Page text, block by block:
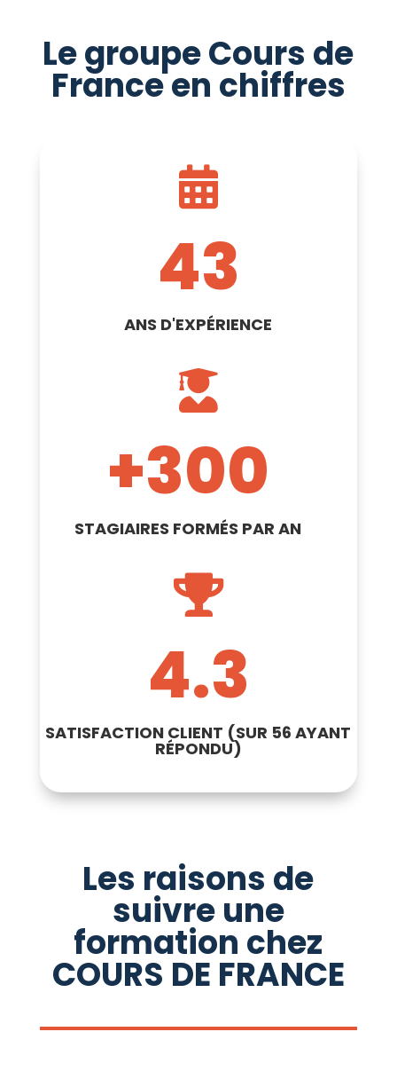
Le groupe Cours de
France en chiffres

43
ANS D'EXPÉRIENCE

+300
STAGIAIRES FORMÉS PAR AN

4.3
SATISFACTION CLIENT (SUR 56 AYANT
RÉPONDU)
Les raisons de
suivre une
formation chez
COURS DE FRANCE